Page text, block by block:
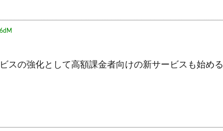
スの強化として高額課金者向けの新サービスも始める